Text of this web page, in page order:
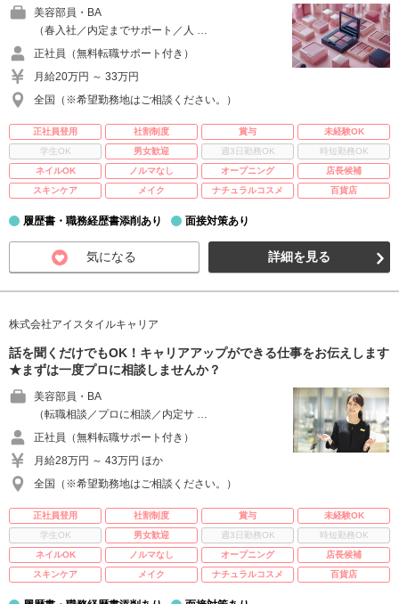
美容部員・BA
（春入社／内定までサポート／人 …
正社員（無料転職サポート付き）
月給20万円 ～ 33万円
全国（※希望勤務地はご相談ください。）
正社員登用 社割制度 賞与
未経験OK
学生OK
男女歓迎 週3日勤務OK
時短勤務OK
ネイルOK
ノルマなし オープニング
店長候補
スキンケア
メイク ナチュラルコスメ 百貨店
履歴書・職務経歴書添削あり 面接対策あり
気になる 詳細を見る
株式会社アイスタイルキャリア
話を聞くだけでもOK！キャリアアップができる仕事をお伝えします
★まずは一度プロに相談しませんか？
美容部員・BA
（転職相談／プロに相談／内定サ …
正社員（無料転職サポート付き）
月給28万円 ～ 43万円 ほか
全国（※希望勤務地はご相談ください。）
正社員登用 社割制度 賞与
未経験OK
学生OK
男女歓迎 週3日勤務OK
時短勤務OK
ネイルOK
ノルマなし オープニング
店長候補
スキンケア
メイク ナチュラルコスメ 百貨店